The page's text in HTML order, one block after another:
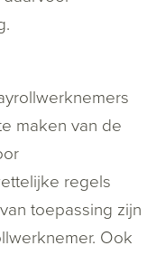
maken van de
regels
toepassing zijn
Ook